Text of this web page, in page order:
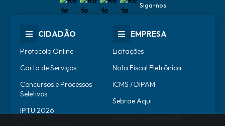
Siga-nos
CIDADÃO
Protocolo Online
Carta de Serviços
Concursos e Processos
Seletivos
IPTU 2026
EMPRESA
Licitações
Nota Fiscal Eletrônica
ICMS / DIPAM
Sebrae Aqui